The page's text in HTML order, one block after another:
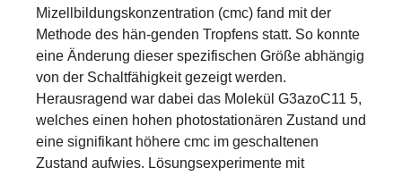
Mizellbildungskonzentration (cmc) fand mit der
Methode des hän-genden Tropfens statt. So konnte
eine Änderung dieser spezifischen Größe abhängig
von der Schaltfähigkeit gezeigt werden.
Herausragend war dabei das Molekül G3azoC11 5,
welches einen hohen photostationären Zustand und
eine signifikant höhere cmc im geschaltenen
Zustand aufwies. Lösungsexperimente mit